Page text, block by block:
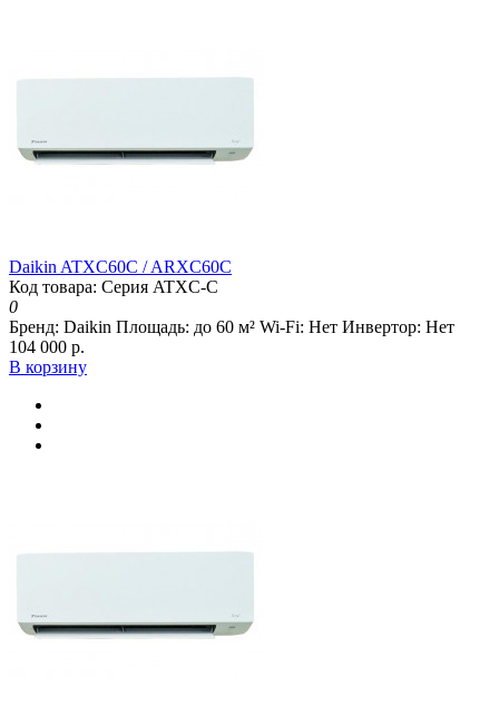
Daikin ATXC60C / ARXC60C
Код товара: Серия ATXC-C
0
Бренд: Daikin Площадь: до 60 м² Wi-Fi: Нет Инвертор: Нет
104 000 р.
В корзину